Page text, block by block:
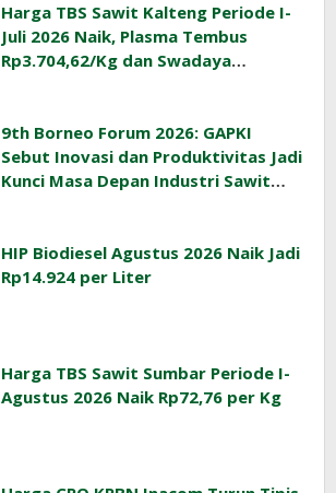
Harga TBS Sawit Kalteng Periode I-
Juli 2026 Naik, Plasma Tembus
Rp3.704,62/Kg dan Swadaya
9th Borneo Forum 2026: GAPKI
Sebut Inovasi dan Produktivitas Jadi
Kunci Masa Depan Industri Sawit
HIP Biodiesel Agustus 2026 Naik Jadi
Rp14.924 per Liter
Harga TBS Sawit Sumbar Periode I-
Agustus 2026 Naik Rp72,76 per Kg